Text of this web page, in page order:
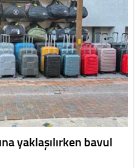
yaklaşılırken bavul